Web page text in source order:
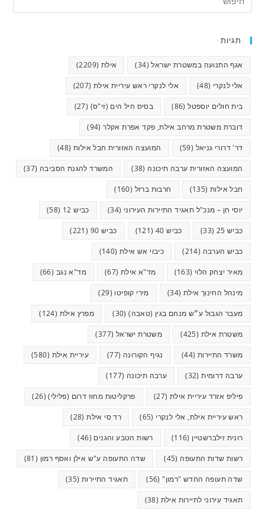
תגיות
אגף התנועה במשטרת ישראל(34) אילת (2209)
אלי לנקרי (48) אלי לנקרי ראש עיריית אילת (207)
בית חולים יוספטל(86) בסיס חיל הים (זי"ס) (27)
דוברת משטרת מרחב אילת, פקד אפרת אקלר(94)
דר' דרורי גניאל (59) המועצה האזורית חבל אילות (48)
המועצה האזורית ערבה תיכונה (38) המשרד להגנת הסביבה (37)
חבל אילות (135) חרבות ברזל (160)
יוסי חן – מנכ"ל תאגיד התיירות העירוני (34) כביש 12 (58)
כביש 25 (33) כביש 40 (121) כביש 90 (221)
כביש הערבה (214) כיבוי אש אילת (140)
מאיר יצחק הלוי (163) מד"א אילת (67) מד"א נגב (66)
מינהל החינוך אילת (34) מירי קופיטו (29)
מעבר הגבול ע״ש מנחם בגין (טאבה)(30) מפרץ אילת (124)
משטרת אילת (425) משטרת ישראל (377)
משרד התיירות (44) נגיף הקורונה (77) עיריית אילת (580)
ערבה דרומית(32) ערבה תיכונה (177)
פיליפ אזרד עיריית אילת (27) פרקליטות מחוז דרום (פלילי)(26)
ראש עיריית אילת, אלי לנקרי (65) רד סי אילת(28)
רונית זילברשטיין (116) רשות הטבע והגנים (46)
רשות שדות התעופה (45) שדה התעופה ע"ש אילן ואסף רמון (81)
שדה תעופה החדש "רמון"(56) תאגיד התיירות (35)
תאגיד עירוני לתיירות אילת (38)